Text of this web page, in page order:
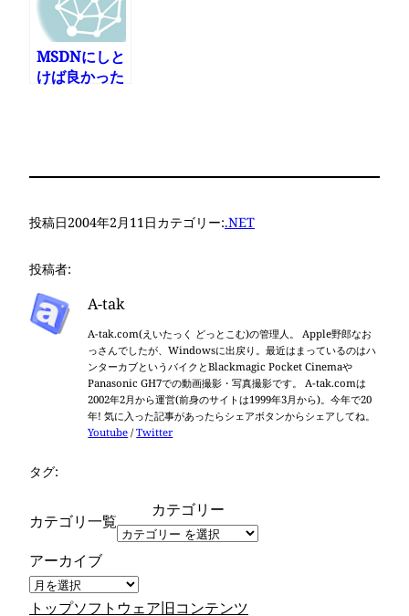
MSDNにしと
けば良かった
投稿日2004年2月11日カテゴリー:.NET
投稿者:
A-tak
A-tak.com(えいたっく どっとこむ)の管理人。 Apple野郎なお
っさんでしたが、Windowsに出戻り。最近はまっているのはハ
ンターカブというバイクとBlackmagic Pocket Cinemaや
Panasonic GH7での動画撮影・写真撮影です。 A-tak.comは
2002年2月から運営(前身のサイトは1999年3月から)。今年で20
年! 気に入った記事があったらシェアボタンからシェアしてね。
Youtube /Twitter
タグ:
カテゴリ一覧
カテゴリー
アーカイブ
トップソフトウェア旧コンテンツ